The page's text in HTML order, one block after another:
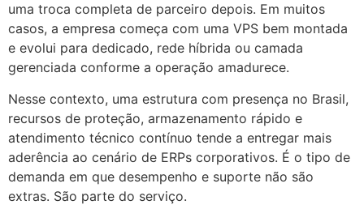
uma troca completa de parceiro depois. Em muitos
casos, a empresa começa com uma VPS bem montada
e evolui para dedicado, rede híbrida ou camada
gerenciada conforme a operação amadurece.
Nesse contexto, uma estrutura com presença no Brasil,
recursos de proteção, armazenamento rápido e
atendimento técnico contínuo tende a entregar mais
aderência ao cenário de ERPs corporativos. É o tipo de
demanda em que desempenho e suporte não são
extras. São parte do serviço.